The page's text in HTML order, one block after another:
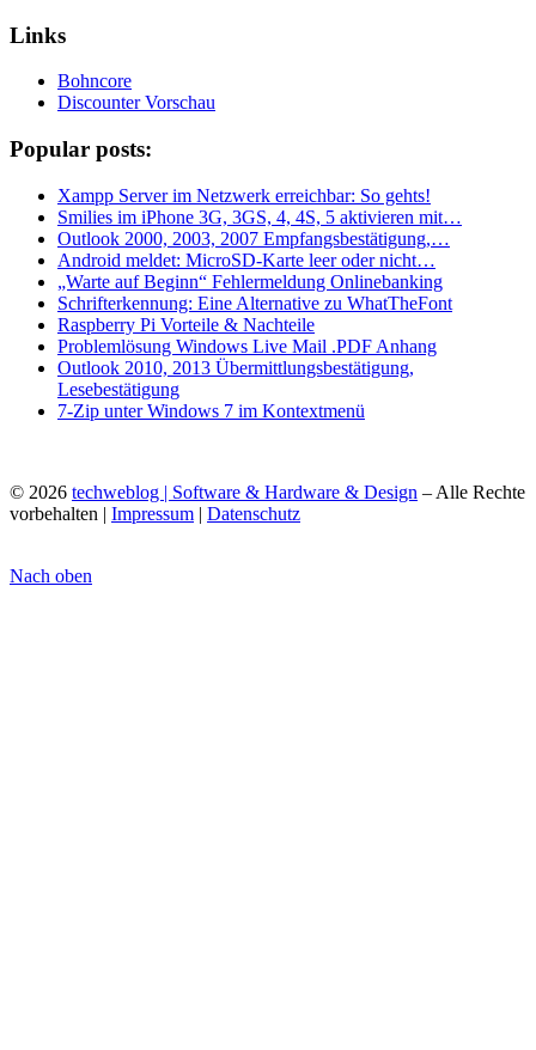
Links
Bohncore
Discounter Vorschau
Popular posts:
Xampp Server im Netzwerk erreichbar: So gehts!
Smilies im iPhone 3G, 3GS, 4, 4S, 5 aktivieren mit…
Outlook 2000, 2003, 2007 Empfangsbestätigung,…
Android meldet: MicroSD-Karte leer oder nicht…
„Warte auf Beginn“ Fehlermeldung Onlinebanking
Schrifterkennung: Eine Alternative zu WhatTheFont
Raspberry Pi Vorteile & Nachteile
Problemlösung Windows Live Mail .PDF Anhang
Outlook 2010, 2013 Übermittlungsbestätigung,
Lesebestätigung
7-Zip unter Windows 7 im Kontextmenü
© 2026 techweblog | Software & Hardware & Design – Alle Rechte
vorbehalten | Impressum | Datenschutz
Nach oben